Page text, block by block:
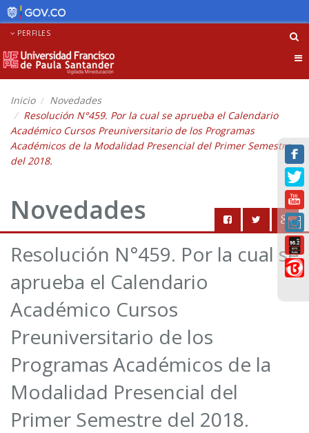
PERFILES
Inicio
Novedades
Resolución N°459. Por la cual se aprueba el Calendario
Académico Cursos Preuniversitario de los Programas
Académicos de la Modalidad Presencial del Primer Semestre
del 2018.
Novedades
Resolución N°459. Por la cual se
aprueba el Calendario
Académico Cursos
Preuniversitario de los
Programas Académicos de la
Modalidad Presencial del
Primer Semestre del 2018.